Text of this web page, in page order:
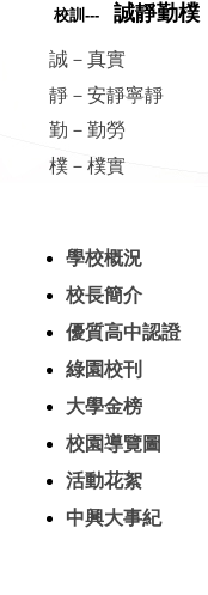
校訓--- 誠靜勤樸
誠－真實
靜－安靜寧靜
勤－勤勞
樸－樸實
學校概況
校長簡介
優質高中認證
綠園校刊
大學金榜
校園導覽圖
活動花絮
中興大事紀